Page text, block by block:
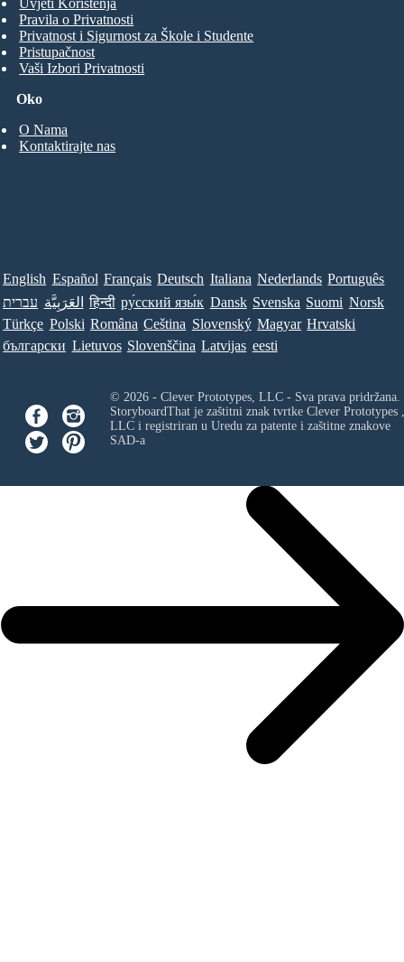
Oko
O Nama
Kontaktirajte nas
Uvjeti Korištenja
Pravila o Privatnosti
Privatnost i Sigurnost za Škole i Studente
Pristupačnost
Vaši Izbori Privatnosti
English Español Français Deutsch Italiana Nederlands Português
עברית العَرَبِيَّة हिन्दी ру́сский язы́к Dansk Svenska Suomi Norsk
Türkçe Polski Româna Ceština Slovenský Magyar Hrvatski
български Lietuvos Slovenščina Latvijas eesti
© 2026 - Clever Prototypes, LLC - Sva prava pridržana.
StoryboardThat je zaštitni znak tvrtke Clever Prototypes ,
LLCi registriran u Uredu za patente i zaštitne znakove
SAD-a